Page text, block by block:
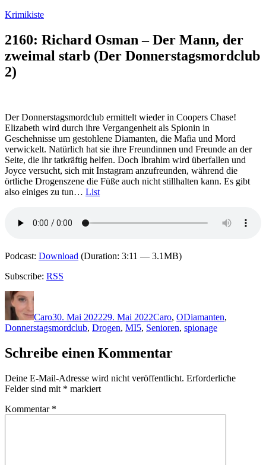
Zum
springen
Krimikiste
2160: Richard Osman – Der Mann, der
zweimal starb (Der Donnerstagsmordclub
2)
Der Donnerstagsmordclub ermittelt wieder in Coopers Chase!
Elizabeth wird durch ihre Vergangenheit als Spionin in
Geschehnisse um gestohlene Diamanten, die Mafia und Mord
verwickelt. Natürlich hat sie ihre Freundinnen und Freunde an der
Seite, die ihr tatkräftig helfen. Doch Ibrahim wird überfallen und
Joyce versucht, sich mit Instagram anzufreunden, während die
örtliche Drogenszene die Füße auch nicht stillhalten kann. Es gibt
also einiges zu tun… List
Podcast: Download (Duration: 3:11 — 3.1MB)
Subscribe: RSS
Autor
Caro30. Mai 202229. Mai 2022Caro, ODiamanten,
Donnerstagsmordclub, Drogen, MI5, Senioren, spionage
Schreibe einen Kommentar
Deine E-Mail-Adresse wird nicht veröffentlicht. Erforderliche
Felder sind mit * markiert
Kommentar *